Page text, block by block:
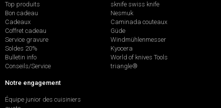
Top produits
Bon cadeau
Cadeaux
Coffret cadeau
Service gravure
Soldes 20%
Bulletin info
Conseils/Service
sknife swiss knife
Nesmuk
Caminada couteaux
Güde
Windmühlenmesser
Kyocera
World of knives Tools
triangle®
Notre engagement
Équipe junior des cuisiniers